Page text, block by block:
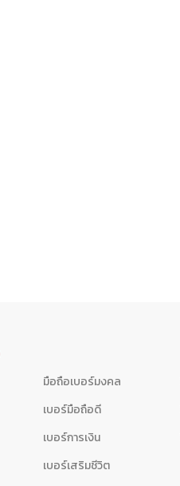
มือถือเบอร์มงคล
เบอร์มือถือดี
เบอร์การเงิน
เบอร์เสริมชีวิต